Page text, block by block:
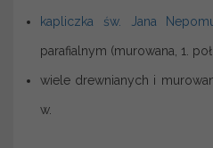
kapliczka św. Jana
parafialnym (murowana, 1. poł.
wiele drewnianych i
w.